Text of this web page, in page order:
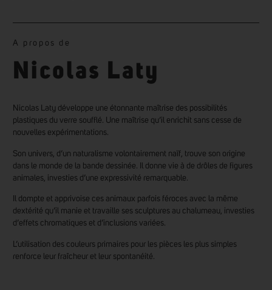
A propos de
Nicolas Laty
Nicolas Laty développe une étonnante maîtrise des possibilités
plastiques du verre soufflé. Une maîtrise qu’il enrichit sans cesse de
nouvelles expérimentations.
Son univers, d’un naturalisme volontairement naïf, trouve son origine
dans le monde de la bande dessinée. Il donne vie à de drôles de figures
animales, investies d’une expressivité remarquable.
Il dompte et apprivoise ces animaux parfois féroces avec la même
dextérité qu’il manie et travaille ses sculptures au chalumeau, investies
d’effets chromatiques et d’inclusions variées.
L’utilisation des couleurs primaires pour les pièces les plus simples
renforce leur fraîcheur et leur spontanéité.